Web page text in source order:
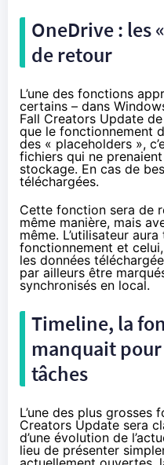
OneDrive : les
de retour
L’une des fonctions
certains – dans
Fall Creators Update de
que le fonctionnement
des « placeholders »,
fichiers qui ne
stockage. En cas de
téléchargées.
Cette fonction sera de
même manière, mais
même. L’utilisateur
fonctionnement et
les données
par ailleurs être
synchronisés en local.
Timeline, la
manquait
tâches
L’une des plus grosses
Creators Update sera
d’une évolution de
lieu de présenter